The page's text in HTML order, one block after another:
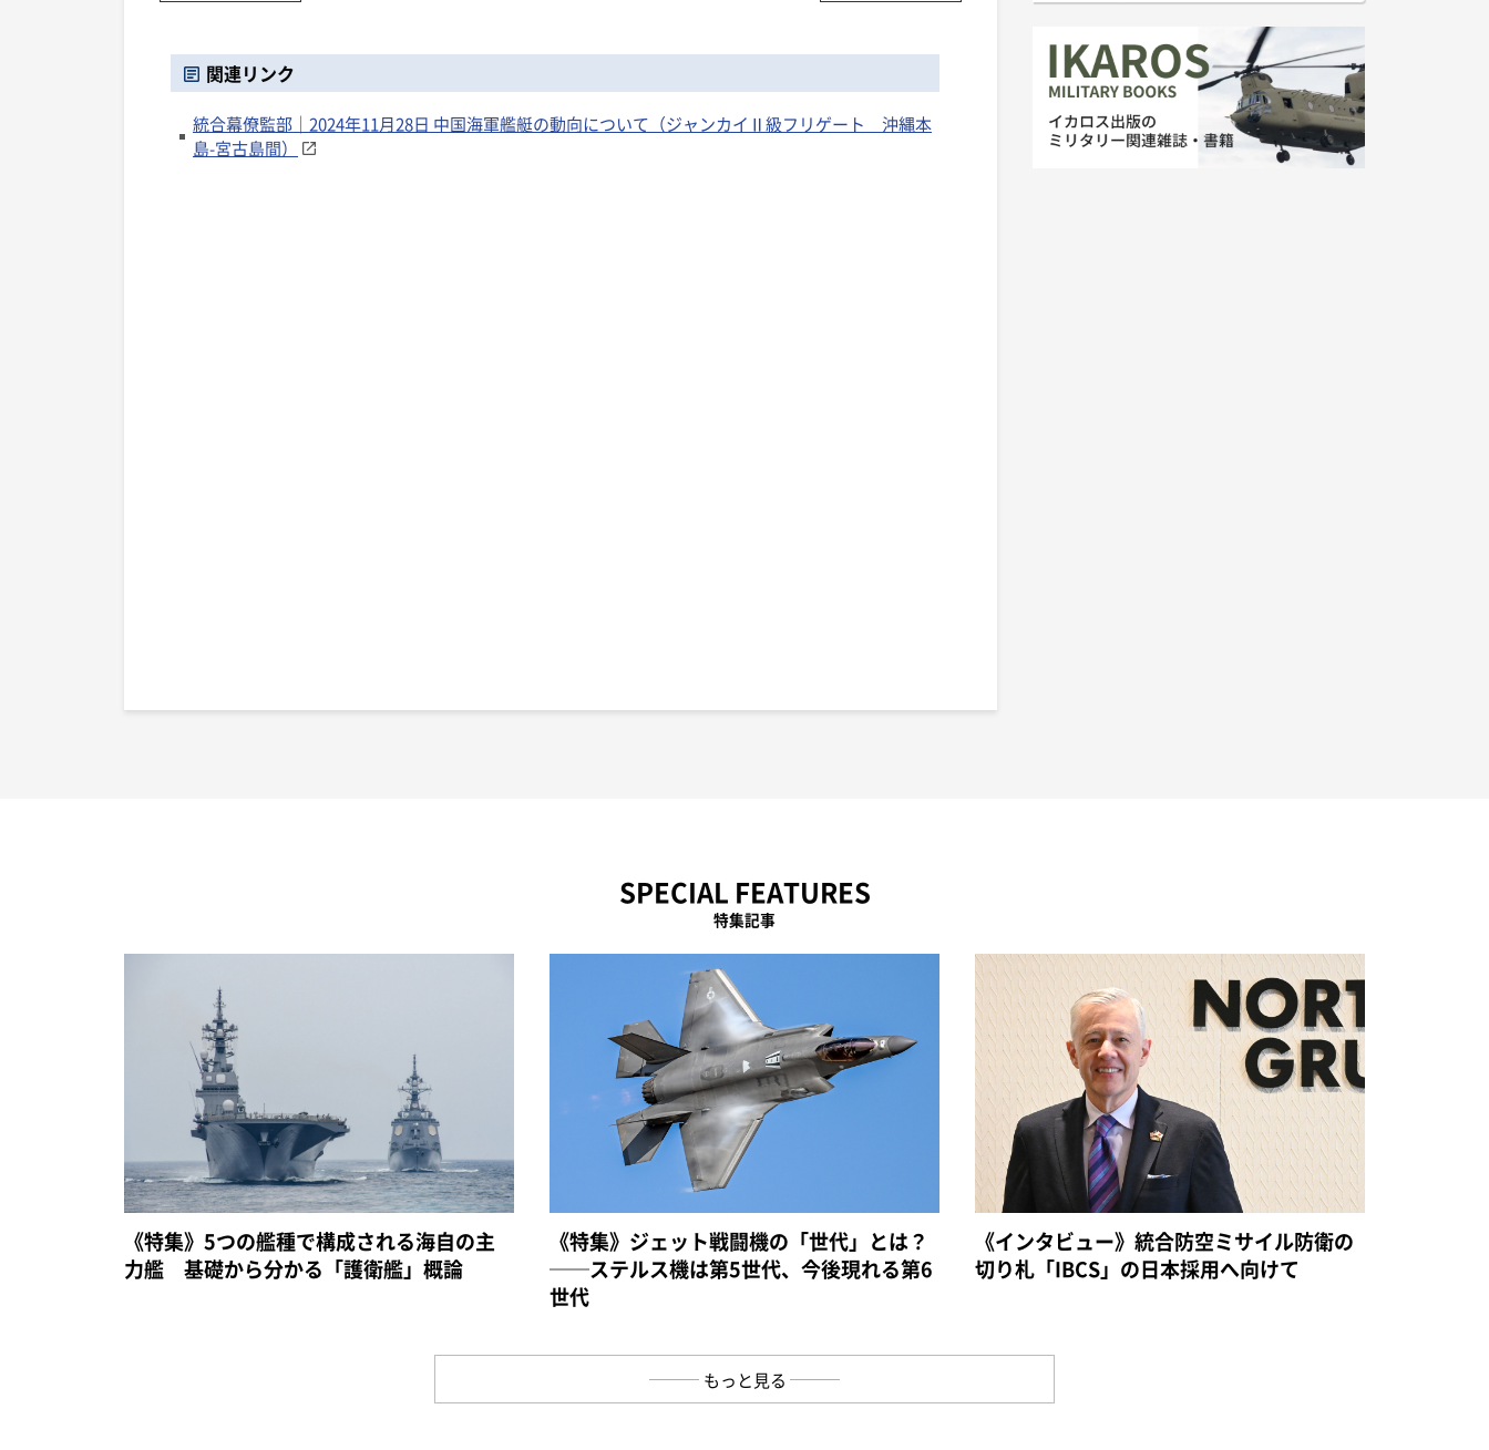
関連リンク
統合幕僚監部｜2024年11月28日 中国海軍艦艇の動向について（ジャンカイⅡ級フリゲート 沖縄本
島-宮古島間）
SPECIAL FEATURES
特集記事
《特集》5つの艦種で構成される海自の主
力艦 基礎から分かる「護衛艦」概論
《特集》ジェット戦闘機の「世代」とは？
──ステルス機は第5世代、今後現れる第6
世代
《インタビュー》統合防空ミサイル防衛の
切り札「IBCS」の日本採用へ向けて
もっと見る